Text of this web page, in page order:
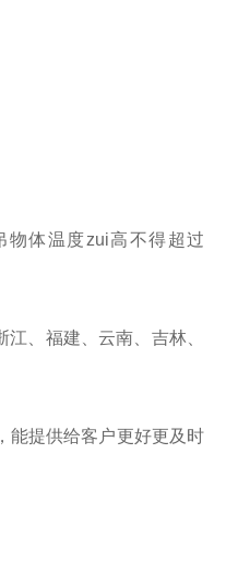
物体温度zui高不得超过
、福建、云南、吉林、
能提供给客户更好更及时